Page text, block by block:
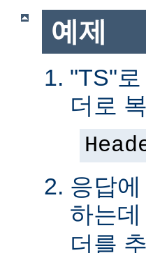
예제
"TS"
더로
응답
하는
더를